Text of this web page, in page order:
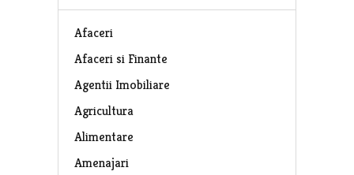
Afaceri
Afaceri si Finante
Agentii Imobiliare
Agricultura
Alimentare
Amenajari